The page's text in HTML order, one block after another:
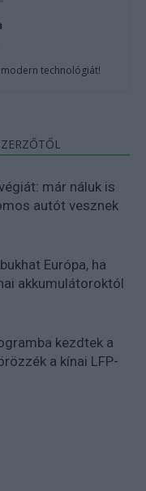
technológiát!
már náluk is
autót vesznek
Európa, ha
akkumulátoroktól
kezdtek a
a kínai LFP-